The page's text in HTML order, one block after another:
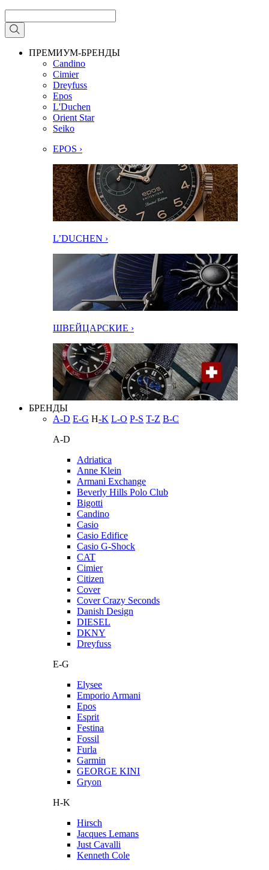
ПРЕМИУМ-БРЕНДЫ
Candino
Cimier
Dreyfuss
Epos
L'Duchen
Orient Star
Seiko
EPOS ›
L’DUCHEN ›
ШВЕЙЦАРСКИЕ ›
БРЕНДЫ
A-D E-G H-K L-O P-S T-Z В-С
A-D
Adriatica
Anne Klein
Armani Exchange
Beverly Hills Polo Club
Bigotti
Candino
Casio
Casio Edifice
Casio G-Shock
CAT
Cimier
Citizen
Cover
Cover Crazy Seconds
Danish Design
DIESEL
DKNY
Dreyfuss
E-G
Elysee
Emporio Armani
Epos
Esprit
Festina
Fossil
Furla
Garmin
GEORGE KINI
Gryon
H-K
Hirsch
Jacques Lemans
Just Cavalli
Kenneth Cole